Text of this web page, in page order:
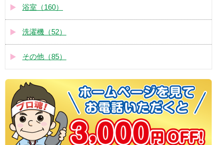
浴室（160）
洗濯機（52）
その他（85）